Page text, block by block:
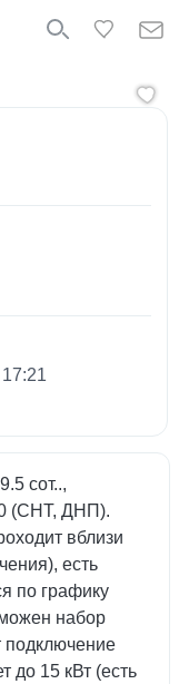
сот..,
(СНТ, ДНП).
вблизи
есть
по графику
набор
подключение
до 15 кВт (есть